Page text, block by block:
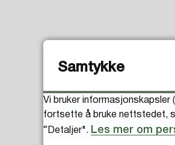
Samtykke
Vi bruker
fortsette å bruke nettstedet,
“Detaljer". Les mer om